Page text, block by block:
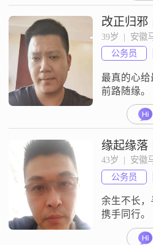
改正归邪
39岁  |  安徽
公务员
最真的心给
前路随缘。
缘起缘落
43岁  |  安徽
公务员
余生不长，
携手同行。